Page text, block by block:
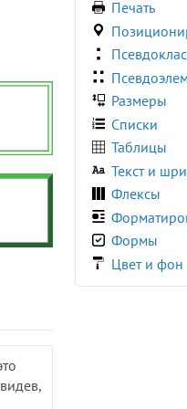
flex-wrap
float
font
font-family
font-kerning
font-size
font-stretch
font-style
font-variant
font-variant-caps
font-weight
Печать
Размеры
Списки
Таблицы
Текст и
Флексы
Формы
Цвет и фон